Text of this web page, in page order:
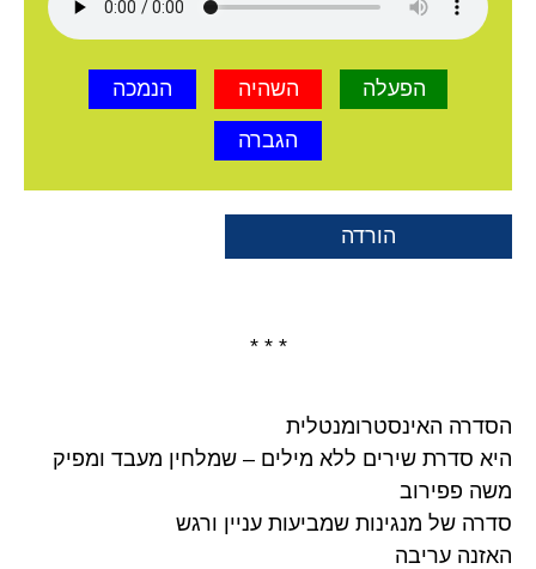
הפעלה השהיה הנמכה
הגברה
הורדה
* * *
הסדרה האינסטרומנטלית
היא סדרת שירים ללא מילים – שמלחין מעבד ומפיק
משה פפירוב
סדרה של מנגינות שמביעות עניין ורגש
האזנה עריבה